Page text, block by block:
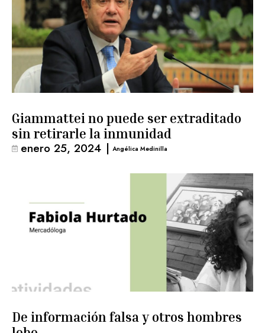
Giammattei no puede ser extraditado
sin retirarle la inmunidad
enero 25, 2024 | Angélica Medinilla
De información falsa y otros hombres